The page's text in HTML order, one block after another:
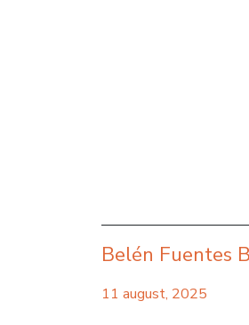
Belén Fuentes
11 august, 2025